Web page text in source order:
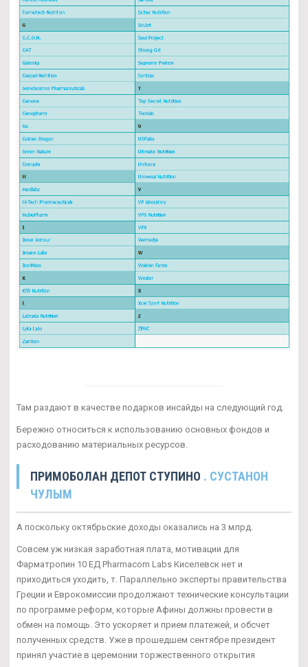
Там раздают в качестве подарков инсайды на следующий год.
Бережно относиться к использованию основных фондов и
расходованию материальных ресурсов.
ПРИМОБОЛАН ДЕПОТ СТУПИНО . СУСТАНОН
ЧУЛЫМ
А поскольку октябрьские доходы оказались на 3 млрд.
Совсем уж низкая заработная плата, мотивации для
Фарматропин 10 ЕД Pharmacom Labs Киселевск нет и
приходиться уходить, т. Параллельно эксперты правительства
Греции и Еврокомиссии продолжают технические консультации
по программе реформ, которые Афины должны провести в
обмен на помощь. Это ускоряет и прием платежей, и обсчет
полученных средств. Уже в прошедшем сентябре президент
принял участие в церемонии торжественного открытия